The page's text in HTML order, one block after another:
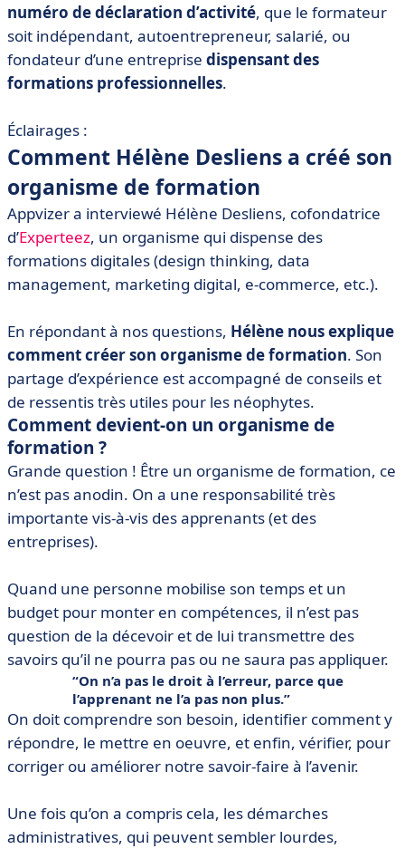
numéro de déclaration d’activité, que le formateur
soit indépendant, autoentrepreneur, salarié, ou
fondateur d’une entreprise dispensant des
formations professionnelles.
Éclairages :
Comment Hélène Desliens a créé son
organisme de formation
Appvizer a interviewé Hélène Desliens, cofondatrice
d’Experteez, un organisme qui dispense des
formations digitales (design thinking, data
management, marketing digital, e-commerce, etc.).
En répondant à nos questions, Hélène nous explique
comment créer son organisme de formation. Son
partage d’expérience est accompagné de conseils et
de ressentis très utiles pour les néophytes.
Comment devient-on un organisme de
formation ?
Grande question ! Être un organisme de formation, ce
n’est pas anodin. On a une responsabilité très
importante vis-à-vis des apprenants (et des
entreprises).
Quand une personne mobilise son temps et un
budget pour monter en compétences, il n’est pas
question de la décevoir et de lui transmettre des
savoirs qu’il ne pourra pas ou ne saura pas appliquer.
On n’a pas le droit à l’erreur, parce que
l’apprenant ne l’a pas non plus.
On doit comprendre son besoin, identifier comment y
répondre, le mettre en oeuvre, et enfin, vérifier, pour
corriger ou améliorer notre savoir-faire à l’avenir.
Une fois qu’on a compris cela, les démarches
administratives, qui peuvent sembler lourdes,